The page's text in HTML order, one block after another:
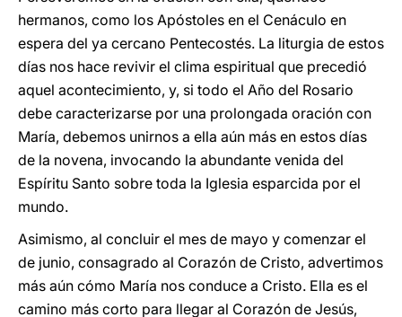
hermanos, como los Apóstoles en el Cenáculo en
espera del ya cercano Pentecostés. La liturgia de estos
días nos hace revivir el clima espiritual que precedió
aquel acontecimiento, y, si todo el Año del Rosario
debe caracterizarse por una prolongada oración con
María, debemos unirnos a ella aún más en estos días
de la novena, invocando la abundante venida del
Espíritu Santo sobre toda la Iglesia esparcida por el
mundo.
Asimismo, al concluir el mes de mayo y comenzar el
de junio, consagrado al Corazón de Cristo, advertimos
más aún cómo María nos conduce a Cristo. Ella es el
camino más corto para llegar al Corazón de Jesús,